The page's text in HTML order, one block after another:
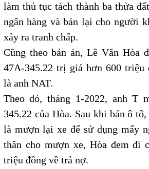
làm thủ tục tách thành ba thửa
ngân hàng và bán lại cho người
xảy ra tranh chấp.
Cũng theo bản án, Lê Văn Hòa
47A-345.22 trị giá hơn 600 triệu
là anh NAT.
Theo đó, tháng 1-2022, anh T
345.22 của Hòa. Sau khi bán ô
là mượn lại xe để sử dụng mấy
thân cho mượn xe, Hòa đem đi
triệu đồng về trả nợ.